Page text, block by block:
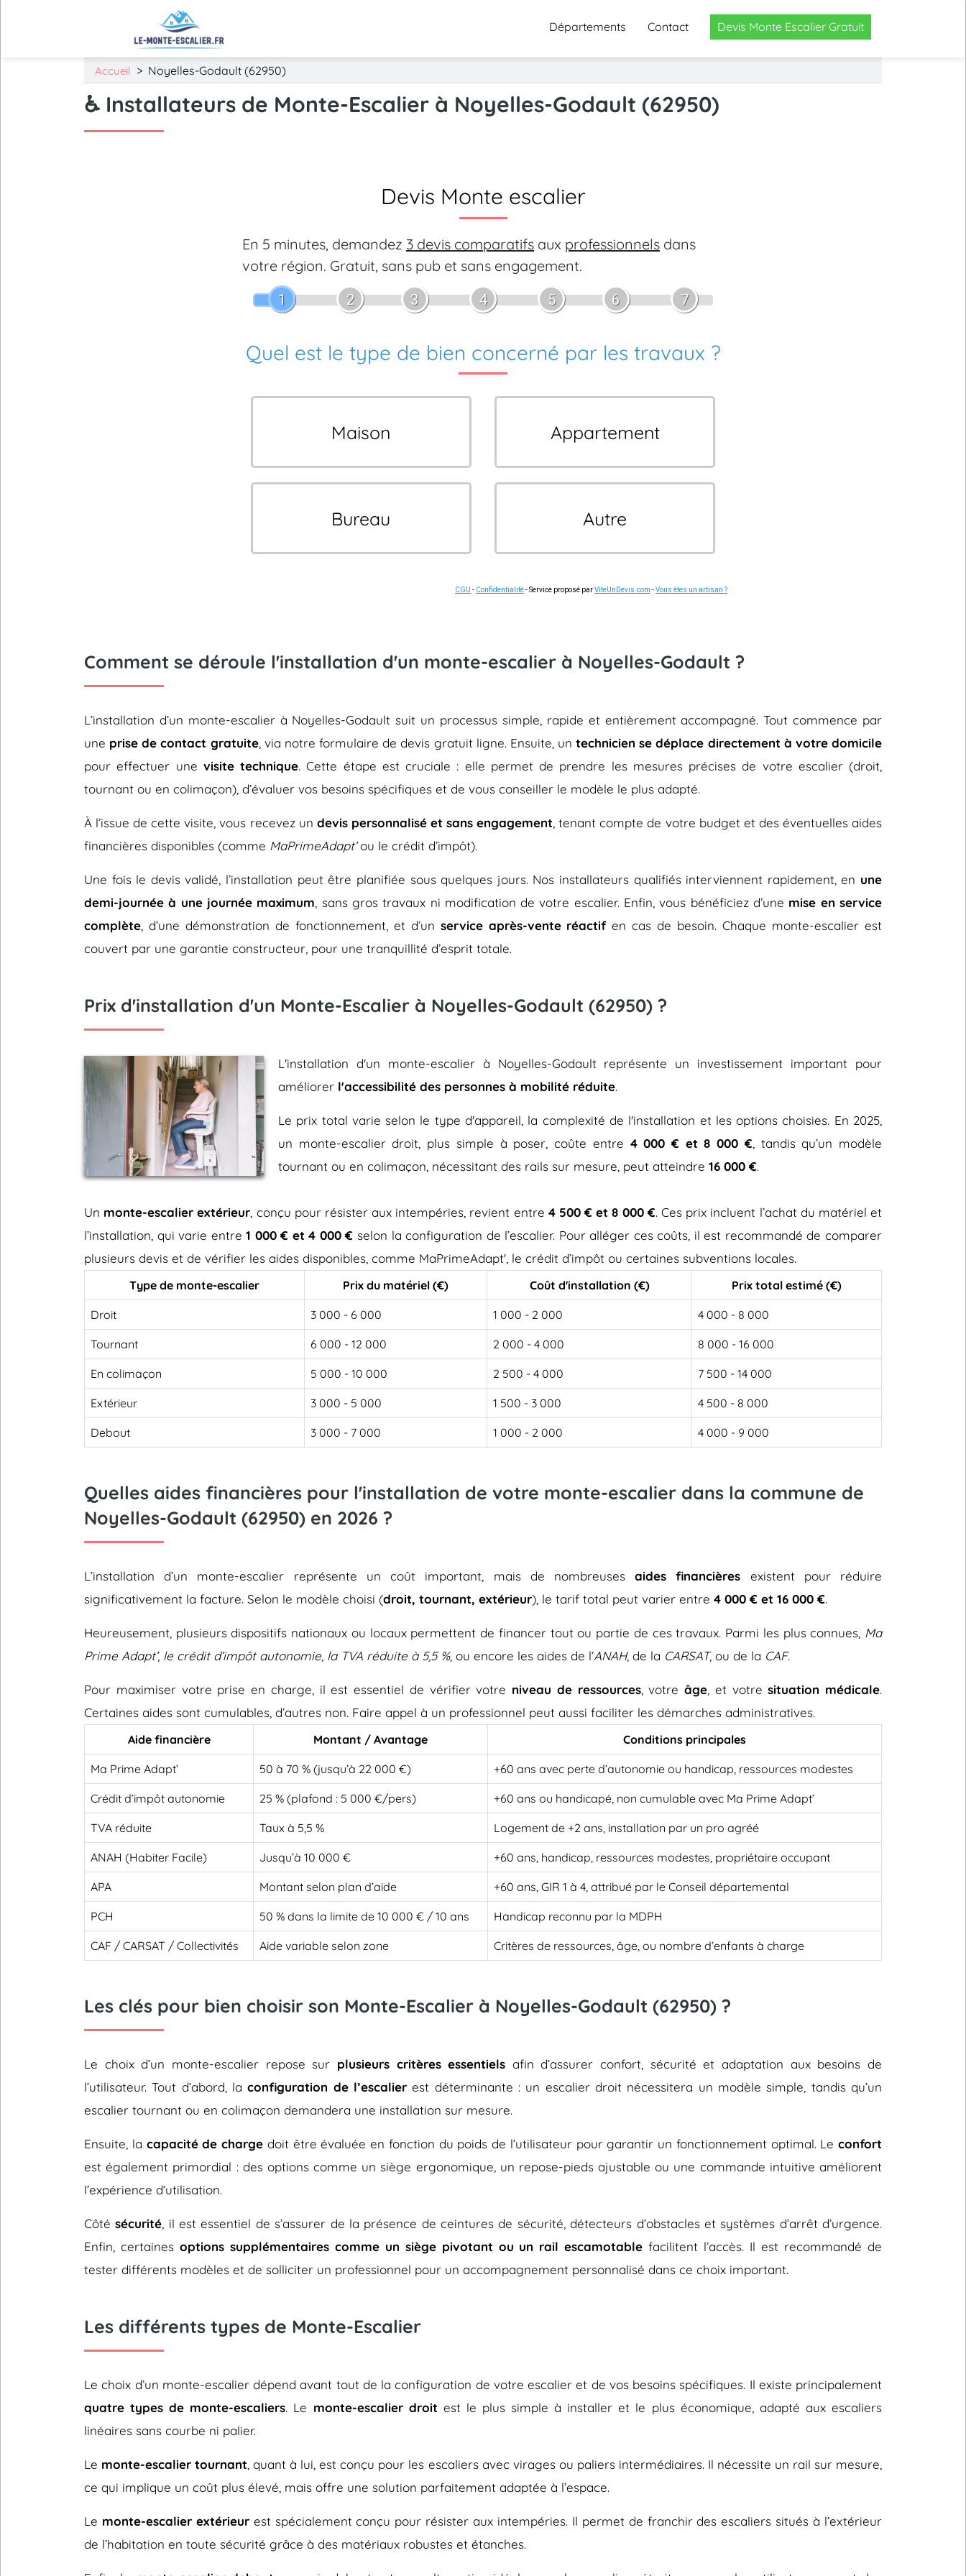
Départements Contact Devis Monte Escalier Gratuit
Accueil > Noyelles-Godault (62950)
♿ Installateurs de Monte-Escalier à Noyelles-Godault (62950)
Devis Monte escalier
En 5 minutes, demandez 3 devis comparatifs aux professionnels dans
votre région. Gratuit, sans pub et sans engagement.
1 2 3 4 5 6 7
Quel est le type de bien concerné par les travaux ?
Maison Appartement
Bureau Autre
CGU - Confidentialité- Service proposé parViteUnDevis.com -Vous êtes un artisan ?
Comment se déroule l'installation d'un monte-escalier à Noyelles-Godault ?
L’installation d’un monte-escalier à Noyelles-Godault suit un processus simple, rapide et entièrement accompagné. Tout commence par
une prise de contact gratuite, via notre formulaire de devis gratuit ligne. Ensuite, untechnicien se déplace directement à votre domicile
pour effectuer une visite technique. Cette étape est cruciale : elle permet de prendre les mesures précises de votre escalier (droit,
tournant ou en colimaçon), d’évaluer vos besoins spécifiques et de vous conseiller le modèle le plus adapté.
À l’issue de cette visite, vous recevez un devis personnalisé et sans engagement , tenant compte de votre budget et des éventuelles aides
financières disponibles (comme MaPrimeAdapt’ou le crédit d’impôt).
Une fois le devis validé, l’installation peut être planifiée sous quelques jours. Nos installateurs qualifiés interviennent rapidement, en une
demi-journée à une journée maximum , sans gros travaux ni modification de votre escalier. Enfin, vous bénéficiez d’une mise en service
complète , d’une démonstration de fonctionnement, et d’un service après-vente réactifen cas de besoin. Chaque monte-escalier est
couvert par une garantie constructeur, pour une tranquillité d’esprit totale.
Prix d'installation d'un Monte-Escalier à Noyelles-Godault (62950) ?
L'installation d'un monte-escalier à Noyelles-Godault représente un investissement important pour
améliorer l'accessibilité des personnes à mobilité réduite.
Le prix total varie selon le type d'appareil, la complexité de l'installation et les options choisies. En 2025,
un monte-escalier droit, plus simple à poser, coûte entre 4 000 € et 8 000 € , tandis qu’un modèle
tournant ou en colimaçon, nécessitant des rails sur mesure, peut atteindre 16 000 €.
Un monte-escalier extérieur , conçu pour résister aux intempéries, revient entre 4 500 € et 8 000 €. Ces prix incluent l’achat du matériel et
l’installation, qui varie entre1 000 € et 4 000 € selon la configuration de l’escalier. Pour alléger ces coûts, il est recommandé de comparer
plusieurs devis et de vérifier les aides disponibles, comme MaPrimeAdapt', le crédit d’impôt ou certaines subventions locales.
Type de monte-escalier Prix du matériel (€) Coût d'installation (€) Prix total estimé (€)
Droit 3 000 - 6 000 1 000 - 2 000 4 000 - 8 000
Tournant 6 000 - 12 000 2 000 - 4 000 8 000 - 16 000
En colimaçon 5 000 - 10 000 2 500 - 4 000 7 500 - 14 000
Extérieur 3 000 - 5 000 1 500 - 3 000 4 500 - 8 000
Debout 3 000 - 7 000 1 000 - 2 000 4 000 - 9 000
Quelles aides financières pour l'installation de votre monte-escalier dans la commune de
Noyelles-Godault (62950) en 2026 ?
L’installation d’un monte-escalier représente un coût important, mais de nombreusesaides financières existent pour réduire
significativement la facture. Selon le modèle choisi (droit, tournant, extérieur), le tarif total peut varier entre 4 000 € et 16 000 €.
Heureusement, plusieurs dispositifs nationaux ou locaux permettent de financer tout ou partie de ces travaux. Parmi les plus connues, Ma
Prime Adapt’, le crédit d’impôt autonomie la TVA réduite à 5,5 %, ou encore les aides de l’ANAH, de la CARSAT, ou de la CAF.
Pour maximiser votre prise en charge, il est essentiel de vérifier votre niveau de ressources, votre âge , et votresituation médicale.
Certaines aides sont cumulables, d’autres non. Faire appel à un professionnel peut aussi faciliter les démarches administratives.
Aide financière Montant / Avantage Conditions principales
Ma Prime Adapt’ 50 à 70 % (jusqu’à 22 000 €) +60 ans avec perte d’autonomie ou handicap, ressources modestes
Crédit d’impôt autonomie 25 % (plafond : 5 000 €/pers) +60 ans ou handicapé, non cumulable avec Ma Prime Adapt’
TVA réduite Taux à 5,5 % Logement de +2 ans, installation par un pro agréé
ANAH (Habiter Facile) Jusqu’à 10 000 € +60 ans, handicap, ressources modestes, propriétaire occupant
APA Montant selon plan d’aide +60 ans, GIR 1 à 4, attribué par le Conseil départemental
PCH 50 % dans la limite de 10 000 € / 10 ans Handicap reconnu par la MDPH
CAF / CARSAT / Collectivités Aide variable selon zone Critères de ressources, âge, ou nombre d’enfants à charge
Les clés pour bien choisir son Monte-Escalier à Noyelles-Godault (62950) ?
Le choix d’un monte-escalier repose sur plusieurs critères essentiels afin d’assurer confort, sécurité et adaptation aux besoins de
l’utilisateur. Tout d’abord, laconfiguration de l’escalier est déterminante : un escalier droit nécessitera un modèle simple, tandis qu’un
escalier tournant ou en colimaçon demandera une installation sur mesure.
Ensuite, la capacité de charge doit être évaluée en fonction du poids de l’utilisateur pour garantir un fonctionnement optimal. Le confort
est également primordial : des options comme un siège ergonomique, un repose-pieds ajustable ou une commande intuitive améliorent
l’expérience d’utilisation.
Côtésécurité , il est essentiel de s’assurer de la présence de ceintures de sécurité, détecteurs d’obstacles et systèmes d’arrêt d’urgence.
Enfin, certaines options supplémentaires comme un siège pivotant ou un rail escamotable facilitent l’accès. Il est recommandé de
tester différents modèles et de solliciter un professionnel pour un accompagnement personnalisé dans ce choix important.
Les différents types de Monte-Escalier
Le choix d’un monte-escalier dépend avant tout de la configuration de votre escalier et de vos besoins spécifiques. Il existe principalement
quatre types de monte-escaliers. Le monte-escalier droit est le plus simple à installer et le plus économique, adapté aux escaliers
linéaires sans courbe ni palier.
Le monte-escalier tournant , quant à lui, est conçu pour les escaliers avec virages ou paliers intermédiaires. Il nécessite un rail sur mesure,
ce qui implique un coût plus élevé, mais offre une solution parfaitement adaptée à l’espace.
Le monte-escalier extérieurest spécialement conçu pour résister aux intempéries. Il permet de franchir des escaliers situés à l’extérieur
de l’habitation en toute sécurité grâce à des matériaux robustes et étanches.